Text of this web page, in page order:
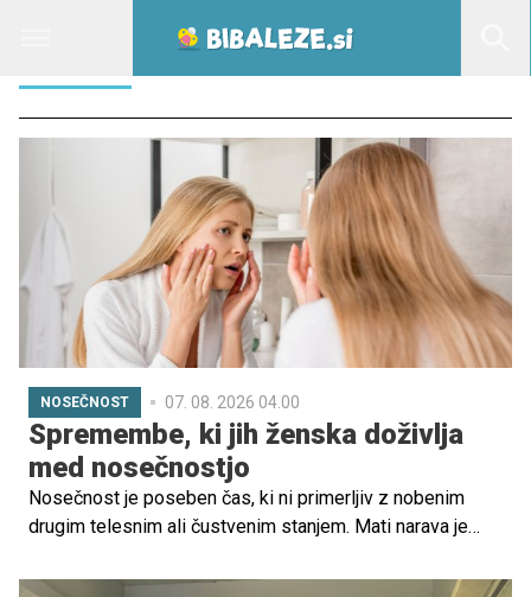
NOSEČNOST 07. 08. 2026 04.00
Spremembe, ki jih ženska doživlja
med nosečnostjo
Nosečnost je poseben čas, ki ni primerljiv z nobenim
drugim telesnim ali čustvenim stanjem. Mati narava je
njej zvrstijo zares neverjetne spremembe, ki vključujejo